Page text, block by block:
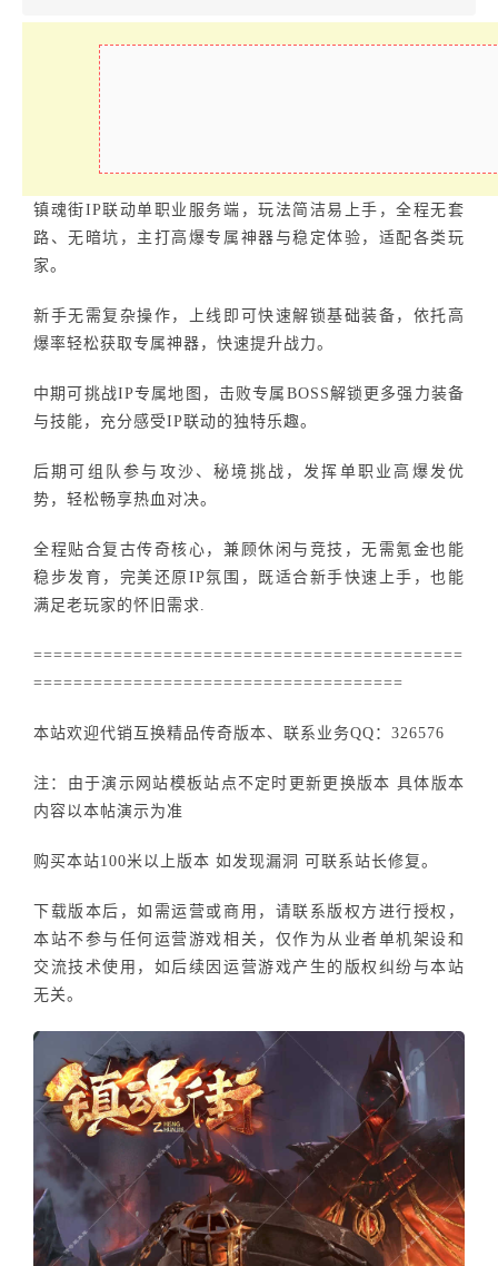
镇魂街IP联动单职业服务端，玩法简洁易上手，全程无套
路、无暗坑，主打高爆专属神器与稳定体验，适配各类玩
家。
新手无需复杂操作，上线即可快速解锁基础装备，依托高
爆率轻松获取专属神器，快速提升战力。
中期可挑战IP专属地图，击败专属BOSS解锁更多强力装备
与技能，充分感受IP联动的独特乐趣。
后期可组队参与攻沙、秘境挑战，发挥单职业高爆发优
势，轻松畅享热血对决。
全程贴合复古传奇核心，兼顾休闲与竞技，无需氪金也能
稳步发育，完美还原IP氛围，既适合新手快速上手，也能
满足老玩家的怀旧需求.
===========================================
=====================================
本站欢迎代销互换精品传奇版本、联系业务QQ：326576
注：由于演示网站模板站点不定时更新更换版本 具体版本
内容以本帖演示为准
购买本站100米以上版本 如发现漏洞 可联系站长修复。
下载版本后，如需运营或商用，请联系版权方进行授权，
本站不参与任何运营游戏相关，仅作为从业者单机架设和
交流技术使用，如后续因运营游戏产生的版权纠纷与本站
无关。